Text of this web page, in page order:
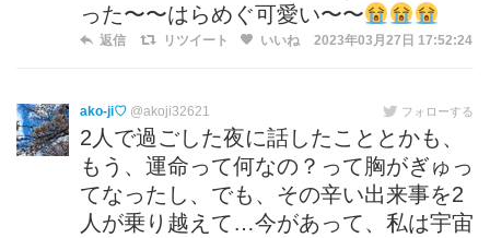
った〜〜はらめぐ可愛い〜〜
返信 リツイート いいね 2023年03月27日 17:52:24
ako-ji♡ @akoji32621 フォローする
2人で過ごした夜に話したこととかも、
もう、運命って何なの？って胸がぎゅっ
てなったし、でも、その辛い出来事を2
人が乗り越えて…今があって、私は宇宙